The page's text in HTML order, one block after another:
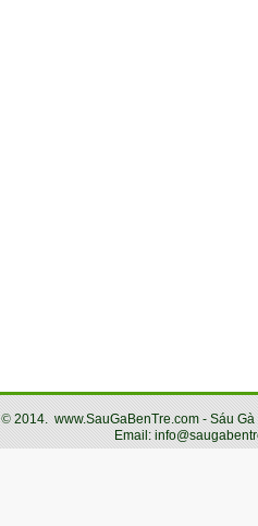
© 2014. www.SauGaBenTre.com - Sáu
Email: